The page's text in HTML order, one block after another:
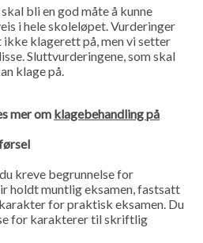
bli en god måte å kunne
i hele skoleløpet. Vurderinger
ikke klagerett på, men vi setter
Sluttvurderingene, som skal
klage på.
mer om klagebehandling på
kreve begrunnelse for
holdt muntlig eksamen, fastsatt
for praktisk eksamen. Du
for karakterer til skriftlig